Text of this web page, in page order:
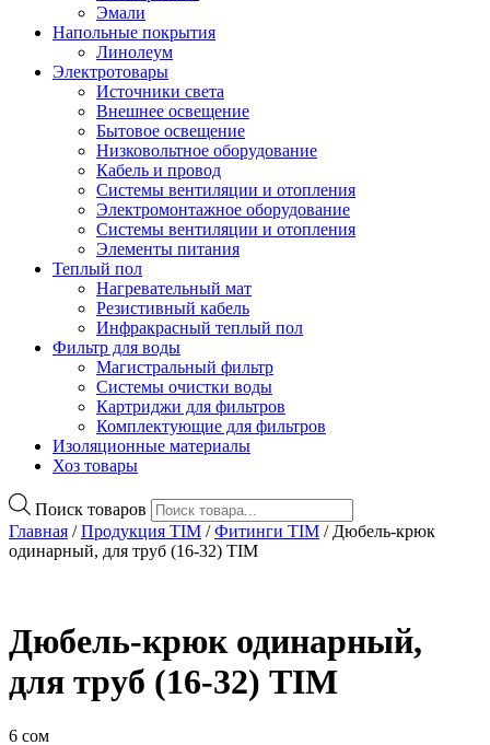
Эмали
Напольные покрытия
Линолеум
Электротовары
Источники света
Внешнее освещение
Бытовое освещение
Низковольтное оборудование
Кабель и провод
Системы вентиляции и отопления
Электромонтажное оборудование
Системы вентиляции и отопления
Элементы питания
Теплый пол
Нагревательный мат
Резистивный кабель
Инфракрасный теплый пол
Фильтр для воды
Магистральный фильтр
Системы очистки воды
Картриджи для фильтров
Комплектующие для фильтров
Изоляционные материалы
Хоз товары
Поиск товаров
Главная /Продукция TIM /Фитинги TIM / Дюбель-крюк
одинарный, для труб (16-32) TIM
Дюбель-крюк одинарный,
для труб (16-32) TIM
6 сом